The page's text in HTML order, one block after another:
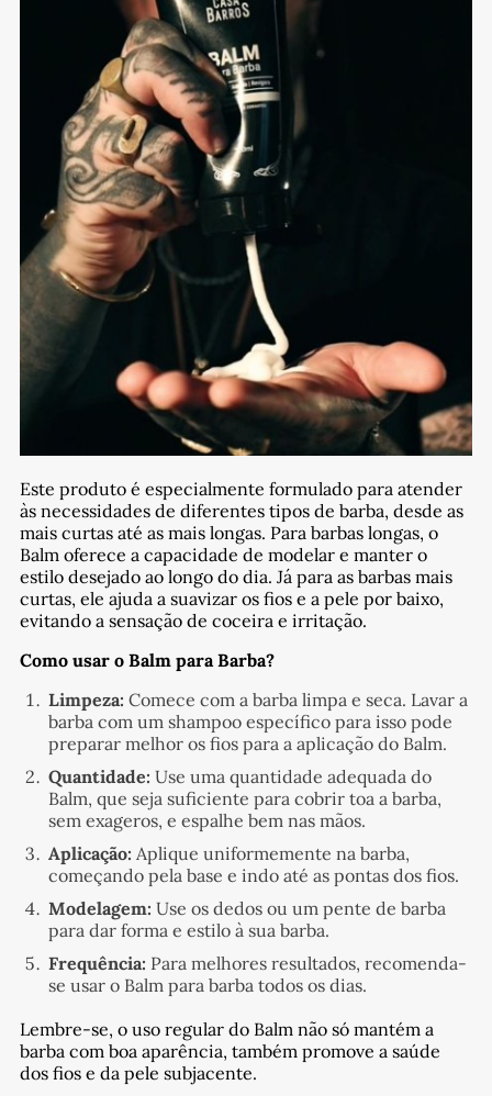
Este produto é especialmente formulado para atender
às necessidades de diferentes tipos de barba, desde as
mais curtas até as mais longas. Para barbas longas, o
Balm oferece a capacidade de modelar e manter o
estilo desejado ao longo do dia. Já para as barbas mais
curtas, ele ajuda a suavizar os fios e a pele por baixo,
evitando a sensação de coceira e irritação.
Como usar o Balm para Barba?
Limpeza: Comece com a barba limpa e seca. Lavar a
barba com um shampoo específico para isso pode
preparar melhor os fios para a aplicação do Balm.
Quantidade: Use uma quantidade adequada do
Balm, que seja suficiente para cobrir toa a barba,
sem exageros, e espalhe bem nas mãos.
Aplicação: Aplique uniformemente na barba,
começando pela base e indo até as pontas dos fios.
Modelagem: Use os dedos ou um pente de barba
para dar forma e estilo à sua barba.
Frequência: Para melhores resultados, recomenda-
se usar o Balm para barba todos os dias.
Lembre-se, o uso regular do Balm não só mantém a
barba com boa aparência, também promove a saúde
dos fios e da pele subjacente.